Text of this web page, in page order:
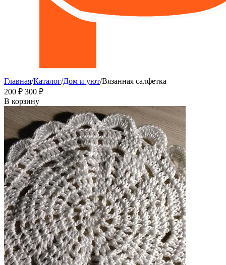
Главная/Каталог/Дом и уют/Вязанная салфетка
‍200‍ ₽ ‍300‍ ₽
В корзину